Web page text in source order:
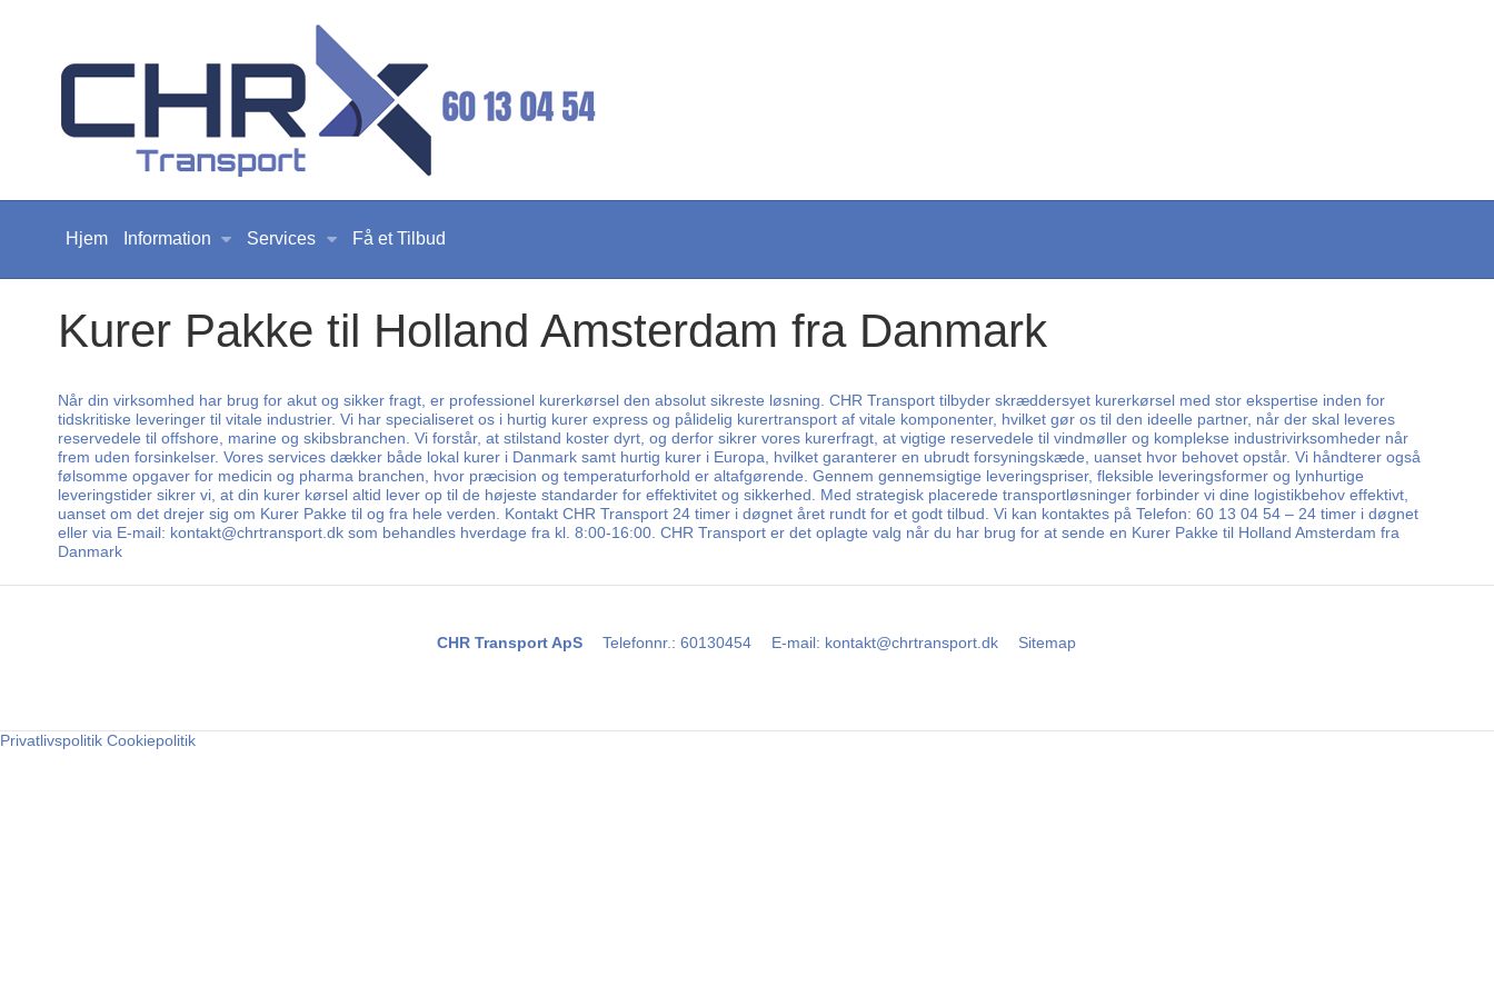
Hjem Information Services Få et Tilbud
Kurer Pakke til Holland Amsterdam fra Danmark
Når din virksomhed har brug for akut og sikker fragt, er professionel kurerkørsel den absolut sikreste løsning. CHR Transport tilbyder skræddersyet kurerkørsel med stor ekspertise inden for
tidskritiske leveringer til vitale industrier. Vi har specialiseret os i hurtig kurer express og pålidelig kurertransport af vitale komponenter, hvilket gør os til den ideelle partner, når der skal leveres
reservedele til offshore, marine og skibsbranchen. Vi forstår, at stilstand koster dyrt, og derfor sikrer vores kurerfragt, at vigtige reservedele til vindmøller og komplekse industrivirksomheder når
frem uden forsinkelser. Vores services dækker både lokal kurer i Danmark samt hurtig kurer i Europa, hvilket garanterer en ubrudt forsyningskæde, uanset hvor behovet opstår. Vi håndterer også
følsomme opgaver for medicin og pharma branchen, hvor præcision og temperaturforhold er altafgørende. Gennem gennemsigtige leveringspriser, fleksible leveringsformer og lynhurtige
leveringstider sikrer vi, at din kurer kørsel altid lever op til de højeste standarder for effektivitet og sikkerhed. Med strategisk placerede transportløsninger forbinder vi dine logistikbehov effektivt,
uanset om det drejer sig om Kurer Pakke til og fra hele verden. Kontakt CHR Transport 24 timer i døgnet året rundt for et godt tilbud. Vi kan kontaktes på Telefon: 60 13 04 54 – 24 timer i døgnet
eller via E-mail: kontakt@chrtransport.dk som behandles hverdage fra kl. 8:00-16:00. CHR Transport er det oplagte valg når du har brug for at sende en Kurer Pakke til Holland Amsterdam fra
Danmark
CHR Transport ApS Telefonnr. : 60130454 E-mail: kontakt@chrtransport.dk Sitemap
Privatlivspolitik Cookiepolitik